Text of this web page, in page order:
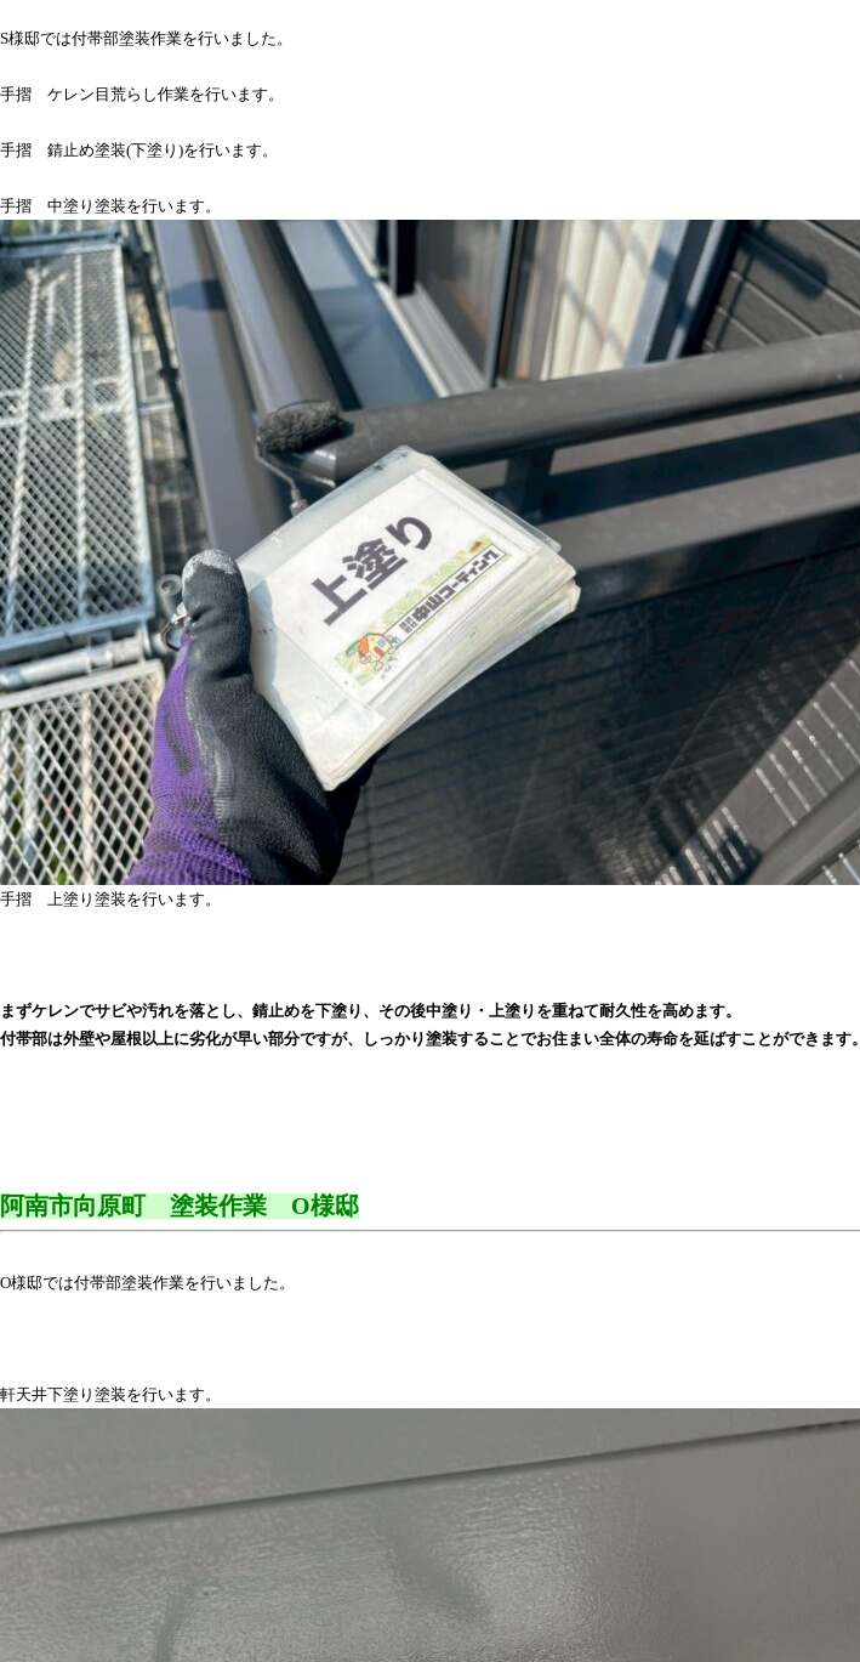
S様邸では付帯部塗装作業を行いました。
手摺 ケレン目荒らし作業を行います。
手摺 錆止め塗装(下塗り)を行います。
手摺 中塗り塗装を行います。
手摺 上塗り塗装を行います。
まずケレンでサビや汚れを落とし、錆止めを下塗り、その後中塗り・上塗りを重ねて耐久性を高めます。
付帯部は外壁や屋根以上に劣化が早い部分ですが、しっかり塗装することでお住まい全体の寿命を延ばすことができます。
阿南市向原町 塗装作業 O様邸
O様邸では付帯部塗装作業を行いました。
軒天井下塗り塗装を行います。